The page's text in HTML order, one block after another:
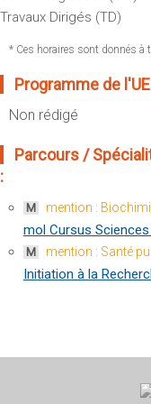
Sportives)
GEP (Génie Electrique
Informatique
Plan et accès
Intranet des personnels
Moodle
Messagerie
Portefeuille
de Compétences
Fermer
Travaux Dirigés (TD)
* Ces horaires sont donnés à
Programme de
Non rédigé
Parcours /
:
M mention :
mol Cursus
M mention : Santé
Initiation à la